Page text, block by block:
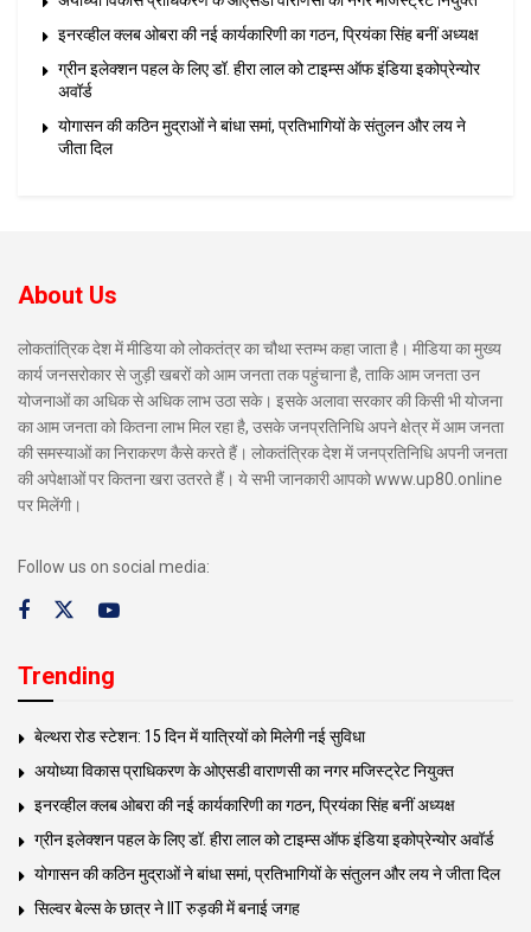
इनरव्हील क्लब ओबरा की नई कार्यकारिणी का गठन, प्रियंका सिंह बनीं अध्यक्ष
ग्रीन इलेक्शन पहल के लिए डॉ. हीरा लाल को टाइम्स ऑफ इंडिया इकोप्रेन्योर
अवॉर्ड
योगासन की कठिन मुद्राओं ने बांधा समां, प्रतिभागियों के संतुलन और लय ने
जीता दिल
About Us
लोकतांत्रिक देश में मीडिया को लोकतंत्र का चौथा स्तम्भ कहा जाता है। मीडिया का मुख्य
कार्य जनसरोकार से जुड़ी खबरों को आम जनता तक पहुंचाना है, ताकि आम जनता उन
योजनाओं का अधिक से अधिक लाभ उठा सके। इसके अलावा सरकार की किसी भी योजना
का आम जनता को कितना लाभ मिल रहा है, उसके जनप्रतिनिधि अपने क्षेत्र में आम जनता
की समस्याओं का निराकरण कैसे करते हैं। लोकतंत्रिक देश में जनप्रतिनिधि अपनी जनता
की अपेक्षाओं पर कितना खरा उतरते हैं। ये सभी जानकारी आपको www.up80.online
पर मिलेंगी।
Follow us on social media:
Trending
बेल्थरा रोड स्टेशन: 15 दिन में यात्रियों को मिलेगी नई सुविधा
अयोध्या विकास प्राधिकरण के ओएसडी वाराणसी का नगर मजिस्ट्रेट नियुक्त
इनरव्हील क्लब ओबरा की नई कार्यकारिणी का गठन, प्रियंका सिंह बनीं अध्यक्ष
ग्रीन इलेक्शन पहल के लिए डॉ. हीरा लाल को टाइम्स ऑफ इंडिया इकोप्रेन्योर अवॉर्ड
योगासन की कठिन मुद्राओं ने बांधा समां, प्रतिभागियों के संतुलन और लय ने जीता दिल
सिल्वर बेल्स के छात्र ने IIT रुड़की में बनाई जगह